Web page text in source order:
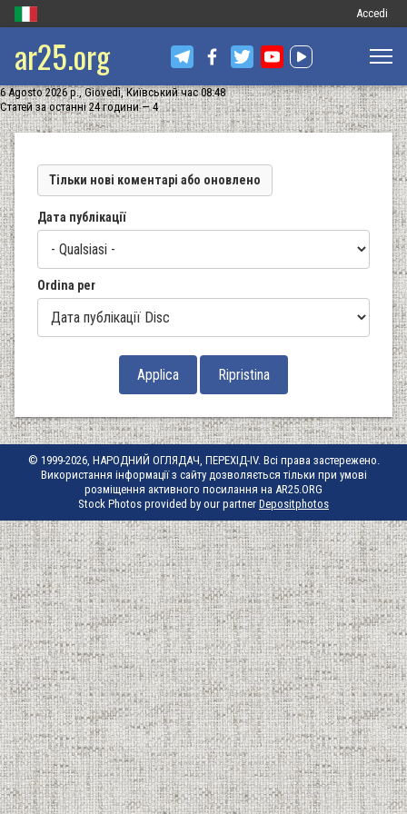
Меню
запису
Accedi
ar25.org
6 Agosto 2026 р., Giovedì, Київський час 08:48
Статей за останні 24 години — 4
Тільки нові коментарі або оновлено
Дата публікації
Ordina per
© 1999-2026, НАРОДНИЙ ОГЛЯДАЧ, ПЕРЕХІД-IV. Всі права застережено.
Використання інформації з сайту дозволяється тільки при умові
розміщення активного посилання на AR25.ORG
Stock Photos provided by our partner Depositphotos